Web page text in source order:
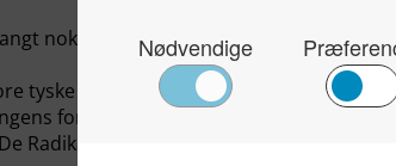
nok, men man tager vigtige skridt, som
tyske regeringspartier ikke. Merkel og
forventninger til
Radikale i Danmark.